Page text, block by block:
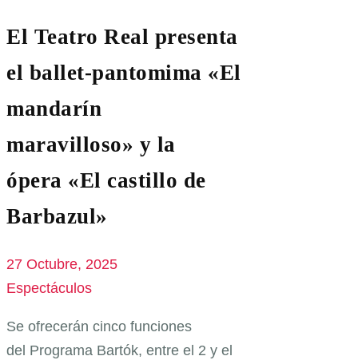
El Teatro Real presenta
el ballet-pantomima «El
mandarín
maravilloso» y la
ópera «El castillo de
Barbazul»
27 Octubre, 2025
Espectáculos
Se ofrecerán cinco funciones
del Programa Bartók, entre el 2 y el